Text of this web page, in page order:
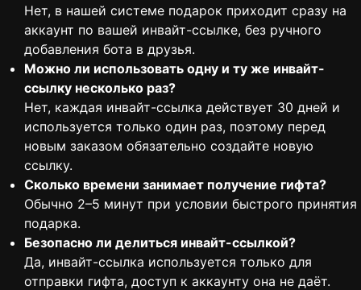
Нет, в нашей системе подарок приходит сразу на
аккаунт по вашей инвайт-ссылке, без ручного
добавления бота в друзья.
Можно ли использовать одну и ту же инвайт-
ссылку несколько раз?
Нет, каждая инвайт-ссылка действует 30 дней и
используется только один раз, поэтому перед
новым заказом обязательно создайте новую
ссылку.
Сколько времени занимает получение гифта?
Обычно 2–5 минут при условии быстрого принятия
подарка.
Безопасно ли делиться инвайт-ссылкой?
Да, инвайт-ссылка используется только для
отправки гифта, доступ к аккаунту она не даёт.